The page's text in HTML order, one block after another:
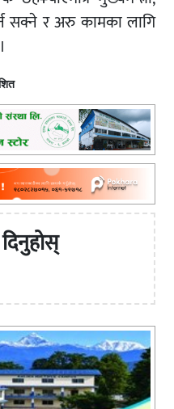
सक्ने र अरु कामका लागि